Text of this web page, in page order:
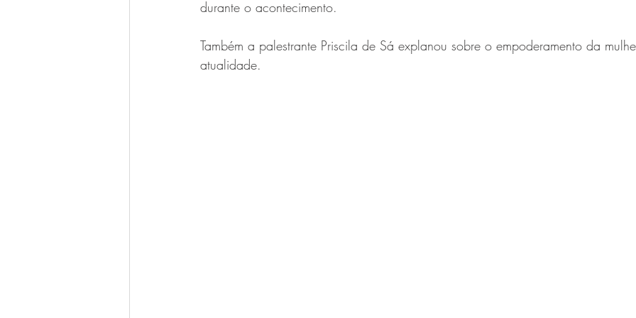
durante o acontecimento.
Também a palestrante Priscila de Sá explanou sobre o empoderamento da
atualidade.